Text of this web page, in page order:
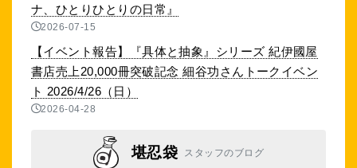
ナ、ひとりひとりの日常』
2026-07-15
【イベント報告】『具体と抽象』シリーズ 紀伊國屋
書店売上20,000冊突破記念 細谷功さんトークイベン
ト 2026/4/26（日）
2026-04-28
堪忍袋 スタッフのブログ